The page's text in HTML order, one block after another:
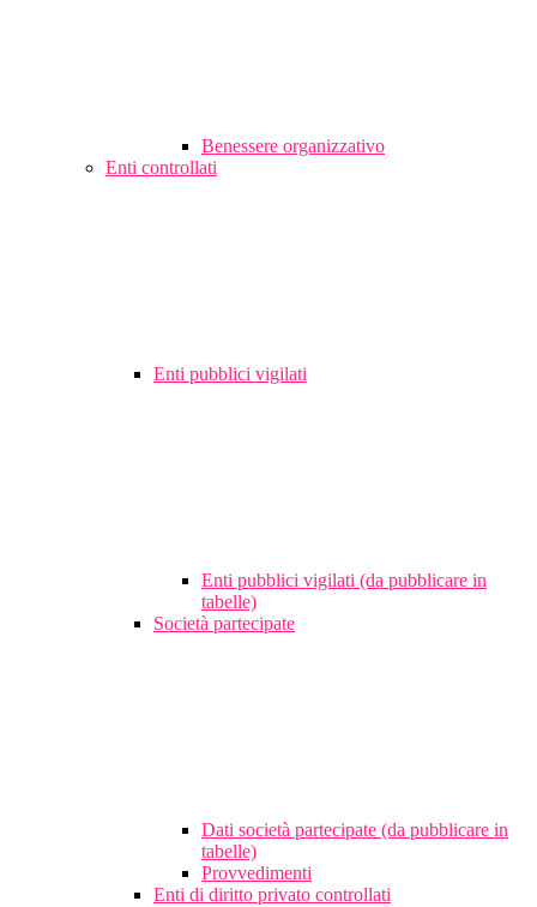
Benessere organizzativo
Enti controllati
Enti pubblici vigilati
Enti pubblici vigilati (da pubblicare in
tabelle)
Società partecipate
Dati società partecipate (da pubblicare in
tabelle)
Provvedimenti
Enti di diritto privato controllati